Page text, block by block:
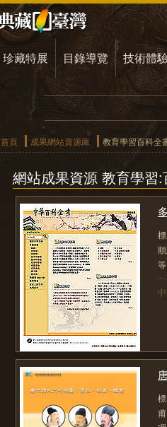
珍藏特展 目錄導覽 技術體
首頁 成果網站資源庫 教育學習百科全
網站成果資源 教育學習